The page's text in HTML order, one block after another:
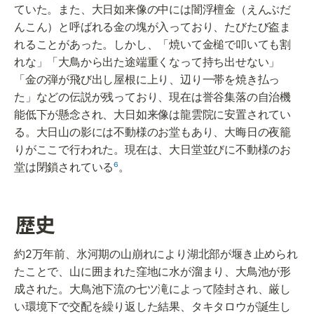
ていた。また、大日如来像の中には闇浮檀金（えんぶだ
んこん）と呼ばれる金の塊が入っており、たびたび盗ま
れることがあった。しかし、「焼いて金槌で叩いても割
れな」「大鳥から出た途端重くなって持ち出せない」
「金の弾が飛び出し屋根に上り、辺り一帯を焼き払っ
た」などの伝説が残っており、現在は誉谷集落の自治機
能低下が懸念され、大日如来像は龍雲院に安置されてい
る。大日山の影には不動様のお堂もあり、大晦日の夜籠
りがここで行われた。現在は、大日堂並びに不動様のお
堂は閉鎖されている⁶。
歴史
約2万年前、氷河期の山崩れにより湖北部が堰き止められ
たことで、山に囲まれた窪地に水が溜まり、大鳥池が形
成された。大鳥池下流の七ツ滝によって陸封され、厳し
い環境下で交配を繰り返した結果、タキタロウが誕生し